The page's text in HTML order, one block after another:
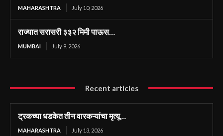
MAHARASHTRA July 10, 2026
राज्यात सरासरी ३३२ मिमी पाऊस…
MUMBAI July 9, 2026
Recent articles
ट्रकच्या धडकेत तीन वारकऱ्यांचा मृत्यू…
MAHARASHTRA July 13, 2026